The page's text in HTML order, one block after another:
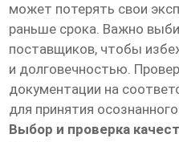
может потерять свои
раньше срока. Важно
поставщиков, чтобы
и долговечностью.
документации на
для принятия
Выбор и проверка